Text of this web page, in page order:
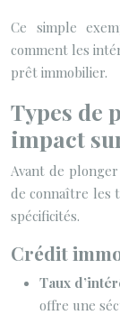
Ce simple
comment les
prêt immobilier.
Types de
impact
Avant de
de connaître les
spécificités.
Crédit
Taux
offre une